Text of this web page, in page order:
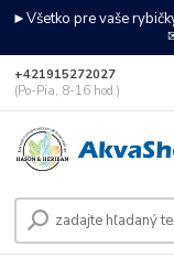
►Všetko pre vaše
+421915272027
(Po-Pia, 8-16 hod.)